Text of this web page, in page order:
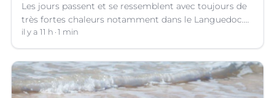
Les jours passent et se ressemblent avec toujours de
très fortes chaleurs notamment dans le Languedoc.
Jusqu’à quand ?
il y a 11 h 1 min